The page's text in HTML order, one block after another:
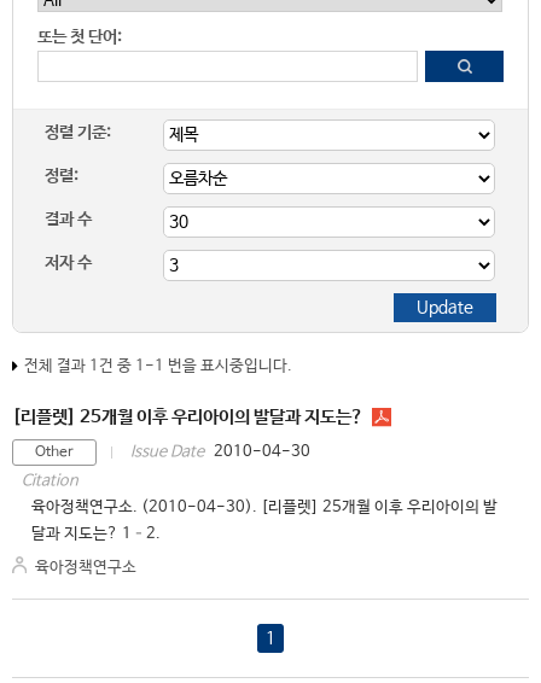
또는 첫 단어:
정렬 기준:
정렬:
결과 수
저자 수
전체 결과 1건 중 1-1 번을 표시중입니다.
[리플렛] 25개월 이후 우리아이의 발달과 지도는?
Other Issue Date 2010-04-30
Citation
육아정책연구소. (2010-04-30). [리플렛] 25개월 이후 우리아이의 발
달과 지도는? 1–2.
육아정책연구소
1